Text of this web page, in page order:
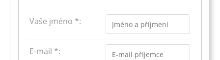
Vaše jméno *:
E-mail *: